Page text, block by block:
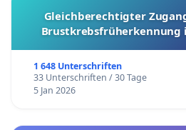
Gleichberechtigter
Brustkrebsfrüherkennung
1 648 Unterschriften
33 Unterschriften / 30 Tage
5 Jan 2026